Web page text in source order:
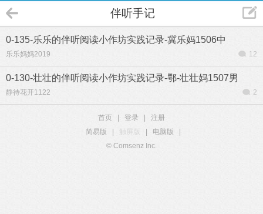
伴听手记
0-135-乐乐的伴听阅读小作坊实践记录-冀乐妈1506中
乐乐妈妈2019 12
0-130-壮壮的伴听阅读小作坊实践记录-鄂-壮壮妈1507男
静待花开1122 2
首页 登录
注册
简易版
触屏版 电脑版
© Comsenz Inc.